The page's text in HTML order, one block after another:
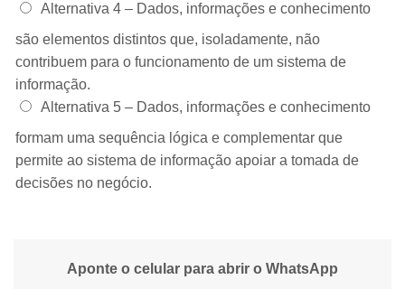
Alternativa 4 – Dados, informações e conhecimento
são elementos distintos que, isoladamente, não
contribuem para o funcionamento de um sistema de
informação.
Alternativa 5 – Dados, informações e conhecimento
formam uma sequência lógica e complementar que
permite ao sistema de informação apoiar a tomada de
decisões no negócio.
Aponte o celular para abrir o WhatsApp